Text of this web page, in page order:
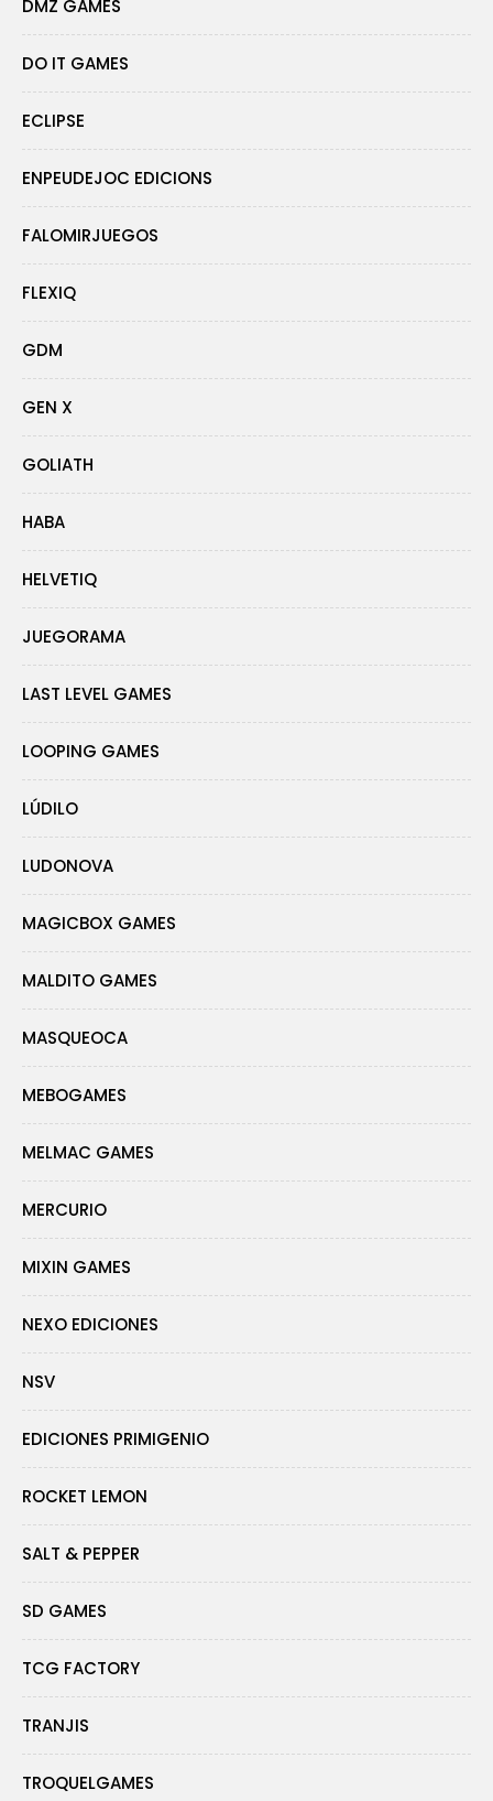
DMZ GAMES
DO IT GAMES
ECLIPSE
ENPEUDEJOC EDICIONS
FALOMIRJUEGOS
FLEXIQ
GDM
GEN X
GOLIATH
HABA
HELVETIQ
JUEGORAMA
LAST LEVEL GAMES
LOOPING GAMES
LÚDILO
LUDONOVA
MAGICBOX GAMES
MALDITO GAMES
MASQUEOCA
MEBOGAMES
MELMAC GAMES
MERCURIO
MIXIN GAMES
NEXO EDICIONES
NSV
EDICIONES PRIMIGENIO
ROCKET LEMON
SALT & PEPPER
SD GAMES
TCG FACTORY
TRANJIS
TROQUELGAMES